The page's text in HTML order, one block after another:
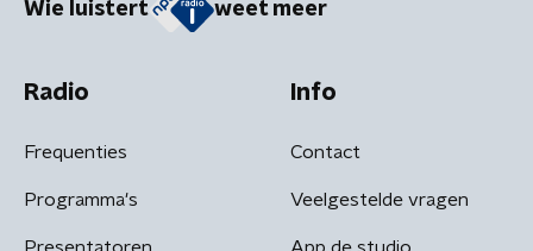
Wie luistert weet meer
Radio
Frequenties
Programma's
Presentatoren
Info
Contact
Veelgestelde vragen
App de studio